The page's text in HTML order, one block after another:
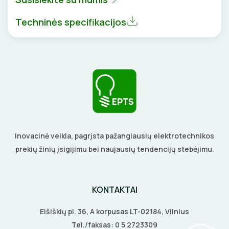
BATERIJOS
ŽAIBOSAUGA IR ĮŽEMINIMAS
GELINĖS JUNGTYS
GRĘŽIMO KARŪNOS, GRĄŽTAI
ETIKEČIŲ SPAUSDINTUVAI
PJOVIMO ĮRANKIAI
KALIMO ĮRANKIAI
ELEKTRINIAI ĮRANKIAI
ŽYMEKLIAI
Techninės specifikacijos
Inovacinė veikla, pagrįsta pažangiausių elektrotechnikos
prekių žinių įsigijimu bei naujausių tendencijų stebėjimu.
KONTAKTAI
Eišiškių pl. 36, A korpusas LT-02184, Vilnius
Tel./faksas: 0 5 2723309